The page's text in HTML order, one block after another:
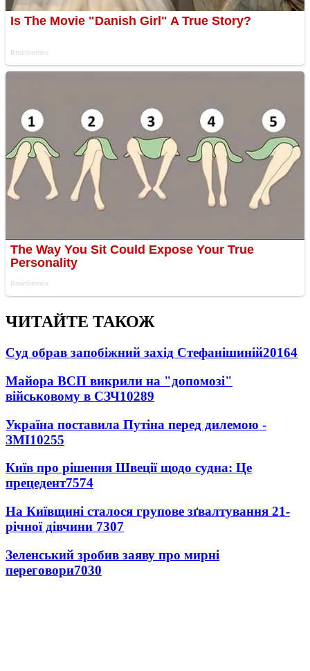
ЧИТАЙТЕ ТАКОЖ
Суд обрав запобіжний захід Стефанішиній20164
Майора ВСП викрили на "допомозі"
військовому в СЗЧ10289
Україна поставила Путіна перед дилемою -
ЗМІ10255
Київ про рішення Швеції щодо судна: Це
прецедент7574
На Київщині сталося групове зґвалтування 21-
річної дівчини 7307
Зеленський зробив заяву про мирні
переговори7030